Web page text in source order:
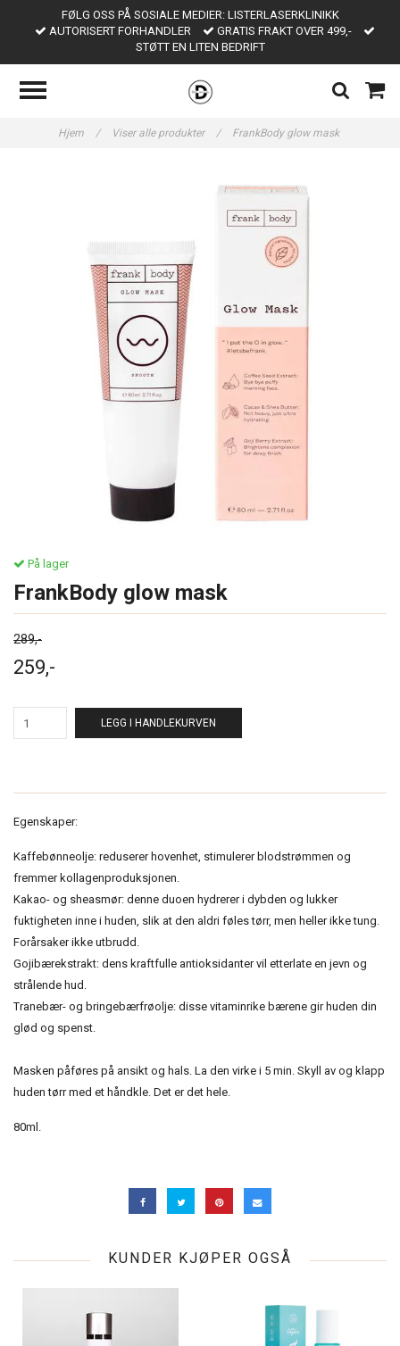
FØLG OSS PÅ SOSIALE MEDIER: LISTERLASERKLINIKK
AUTORISERT FORHANDLER
GRATIS FRAKT OVER 499,-
STØTT EN LITEN BEDRIFT
Hjem / Viser alle produkter / FrankBody glow mask
På lager
FrankBody glow mask
289,-
259,-
LEGG I HANDLEKURVEN
Egenskaper:
Kaffebønneolje: reduserer hovenhet, stimulerer blodstrømmen og
fremmer kollagenproduksjonen.
Kakao- og sheasmør: denne duoen hydrerer i dybden og lukker
fuktigheten inne i huden, slik at den aldri føles tørr, men heller ikke tung.
Forårsaker ikke utbrudd.
Gojibærekstrakt: dens kraftfulle antioksidanter vil etterlate en jevn og
strålende hud.
Tranebær- og bringebærfrøolje: disse vitaminrike bærene gir huden din
glød og spenst.
Masken påføres på ansikt og hals. La den virke i 5 min. Skyll av og klapp
huden tørr med et håndkle. Det er det hele.
80ml.
KUNDER KJØPER OGSÅ